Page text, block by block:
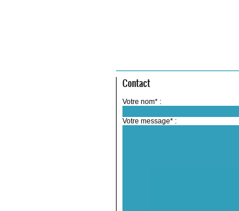
Contact
Votre nom* :
Votre message* :